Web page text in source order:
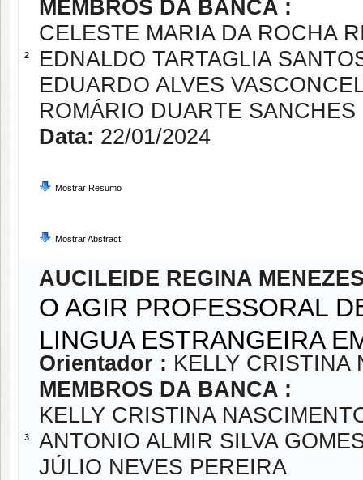
2
MEMBROS DA BANCA :
CELESTE MARIA DA ROCHA
EDNALDO TARTAGLIA
EDUARDO ALVES
ROMÁRIO DUARTE SANCHES
Data: 22/01/2024
Mostrar Resumo
Mostrar Abstract
3
AUCILEIDE REGINA
O AGIR PROFESSORAL
LINGUA ESTRANGEIRA
Orientador : KELLY CRISTINA
MEMBROS DA BANCA :
KELLY CRISTINA
ANTONIO ALMIR SILVA
JÚLIO NEVES PEREIRA